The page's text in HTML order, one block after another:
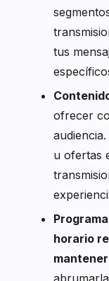
tus
ofrecer
u ofertas
horario